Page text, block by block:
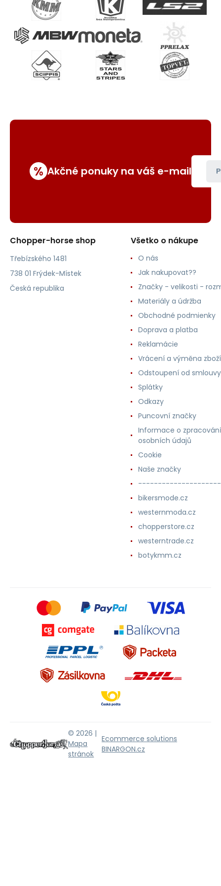
% Akčné ponuky na váš e-mail
Chopper-horse shop
Třebízského 1481
738 01 Frýdek-Místek
Česká republika
Všetko o nákupe
O nás
Jak nakupovat??
Značky - velikosti -
Materiály a údržba
Obchodné podmienky
Doprava a platba
Reklamácie
Vrácení a výměna zboží
Odstoupení od smlouvy
Splátky
Odkazy
Puncovní značky
Informace o zpracování
osobních údajů
Cookie
Naše značky
bikersmode.cz
westernmoda.cz
chopperstore.cz
westerntrade.cz
botykmm.cz
© 2026 |
Mapa
stránok
Ecommerce solutions
BINARGON.cz